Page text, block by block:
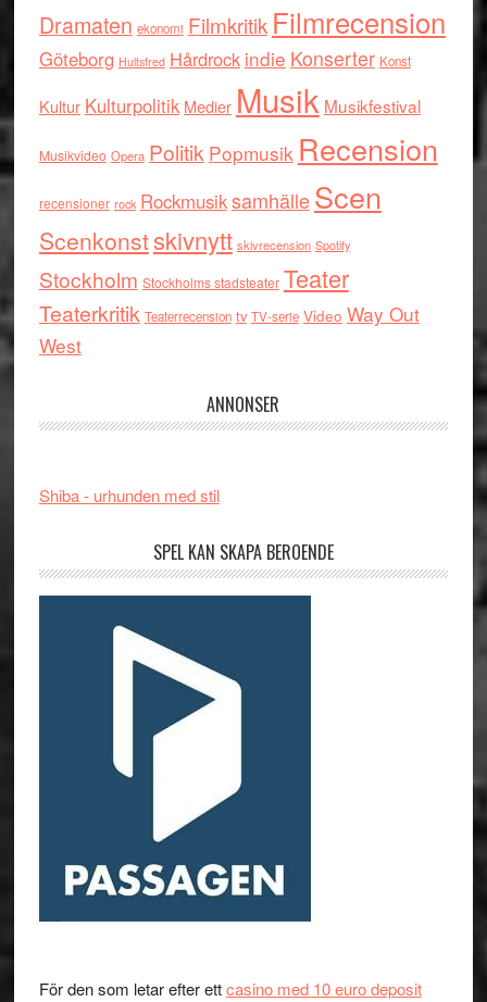
Dramaten ekonomi Filmkritik Filmrecension
Göteborg Hultsfred Hårdrock indie Konserter Konst
Kultur Kulturpolitik Medier Musik Musikfestival
Musikvideo Opera Politik Popmusik Recension
recensioner rock RockmusiksamhälleScen
Scenkonstskivnytt skivrecension Spotify
Stockholm Stockholms stadsteater Teater
Teaterkritik Teaterrecension tv TV-serie Video Way Out
West
ANNONSER
Shiba - urhunden med stil
SPEL KAN SKAPA BEROENDE
För den som letar efter ettcasino med 10 euro deposit